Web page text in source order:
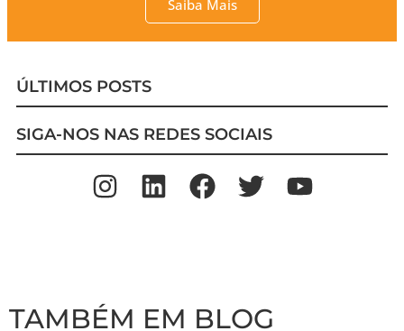
Saiba Mais
ÚLTIMOS POSTS
SIGA-NOS NAS REDES SOCIAIS
TAMBÉM EM BLOG